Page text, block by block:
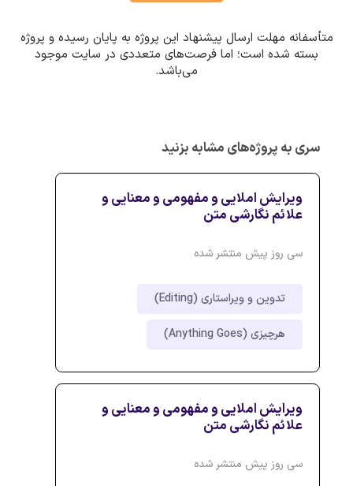
متأسفانه مهلت ارسال پیشنهاد این پروژه به پایان رسیده و پروژه
بسته شده است؛ اما فرصت‌های متعددی در سایت موجود
می‌باشد.
سری به پروژه‌های مشابه بزنید
ویرایش املایی و مفهومی و معنایی و
علائم نگارشی متن
سی روز پیش منتشر شده
تدوین و ویراستاری (Editing)
هرچیزی (Anything Goes)
ویرایش املایی و مفهومی و معنایی و
علائم نگارشی متن
سی روز پیش منتشر شده